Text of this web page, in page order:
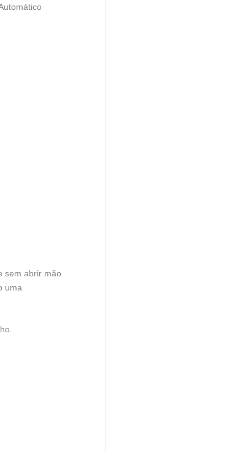
sem abrir mão
uma